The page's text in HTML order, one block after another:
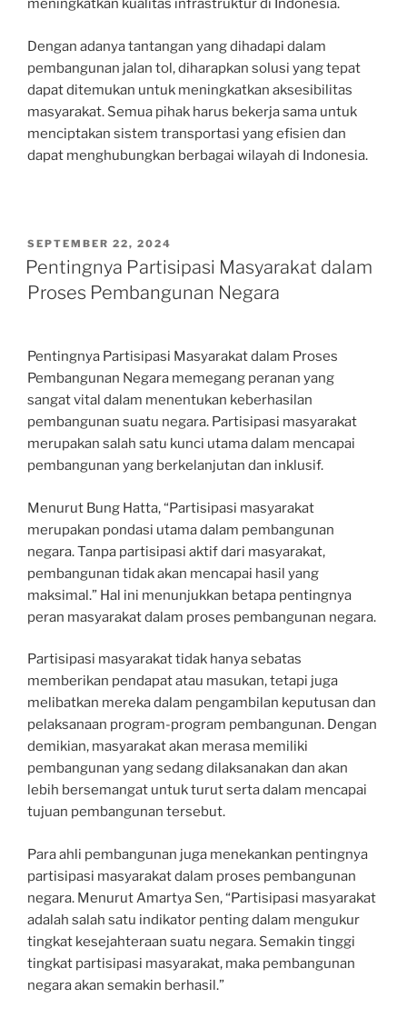
meningkatkan kualitas infrastruktur di Indonesia.
Dengan adanya tantangan yang dihadapi dalam
pembangunan jalan tol, diharapkan solusi yang tepat
dapat ditemukan untuk meningkatkan aksesibilitas
masyarakat. Semua pihak harus bekerja sama untuk
menciptakan sistem transportasi yang efisien dan
dapat menghubungkan berbagai wilayah di Indonesia.
POSTED
ON
SEPTEMBER 22, 2024
Pentingnya Partisipasi Masyarakat dalam
Proses Pembangunan Negara
Pentingnya Partisipasi Masyarakat dalam Proses
Pembangunan Negara memegang peranan yang
sangat vital dalam menentukan keberhasilan
pembangunan suatu negara. Partisipasi masyarakat
merupakan salah satu kunci utama dalam mencapai
pembangunan yang berkelanjutan dan inklusif.
Menurut Bung Hatta, “Partisipasi masyarakat
merupakan pondasi utama dalam pembangunan
negara. Tanpa partisipasi aktif dari masyarakat,
pembangunan tidak akan mencapai hasil yang
maksimal.” Hal ini menunjukkan betapa pentingnya
peran masyarakat dalam proses pembangunan negara.
Partisipasi masyarakat tidak hanya sebatas
memberikan pendapat atau masukan, tetapi juga
melibatkan mereka dalam pengambilan keputusan dan
pelaksanaan program-program pembangunan. Dengan
demikian, masyarakat akan merasa memiliki
pembangunan yang sedang dilaksanakan dan akan
lebih bersemangat untuk turut serta dalam mencapai
tujuan pembangunan tersebut.
Para ahli pembangunan juga menekankan pentingnya
partisipasi masyarakat dalam proses pembangunan
negara. Menurut Amartya Sen, “Partisipasi masyarakat
adalah salah satu indikator penting dalam mengukur
tingkat kesejahteraan suatu negara. Semakin tinggi
tingkat partisipasi masyarakat, maka pembangunan
negara akan semakin berhasil.”